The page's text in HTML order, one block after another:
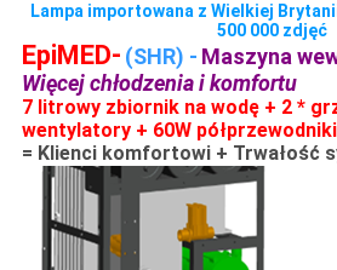
Lampa importowana z Wielkiej
500 000 zdjęć
EpiMED- (SHR) - Maszyna
Więcej chłodzenia i komfortu
7 litrowy zbiornik na wodę + 2 *
wentylatory + 60W półprzewodniki
= Klienci komfortowi + Trwałość